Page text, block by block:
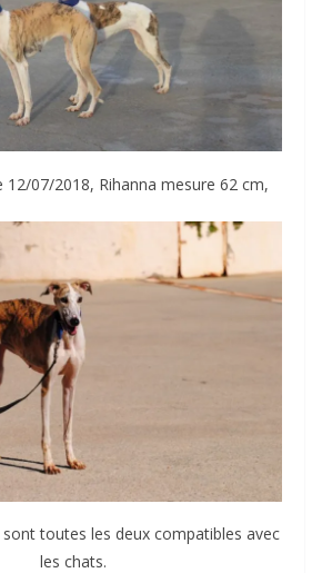
12/07/2018, Rihanna mesure 62 cm,
sont toutes les deux compatibles avec
les chats.